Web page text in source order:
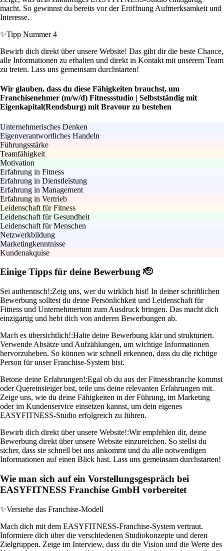
macht. So gewinnst du bereits vor der Eröffnung Aufmerksamkeit und
Interesse.
✨Tipp Nummer 4
Bewirb dich direkt über unsere Website! Das gibt dir die beste Chance,
alle Informationen zu erhalten und direkt in Kontakt mit unserem Team
zu treten. Lass uns gemeinsam durchstarten!
Wir glauben, dass du diese Fähigkeiten brauchst, um
Franchisenehmer (m/w/d) Fitnessstudio | Selbstständig mit
Eigenkapital(Rendsburg) mit Bravour zu bestehen
Unternehmerisches Denken
Eigenverantwortliches Handeln
Führungsstärke
Teamfähigkeit
Motivation
Erfahrung in Fitness
Erfahrung in Dienstleistung
Erfahrung in Management
Erfahrung in Vertrieb
Leidenschaft für Fitness
Leidenschaft für Gesundheit
Leidenschaft für Menschen
Netzwerkbildung
Marketingkenntnisse
Kundenakquise
Einige Tipps für deine Bewerbung 🫡
Sei authentisch!:Zeig uns, wer du wirklich bist! In deiner schriftlichen
Bewerbung solltest du deine Persönlichkeit und Leidenschaft für
Fitness und Unternehmertum zum Ausdruck bringen. Das macht dich
einzigartig und hebt dich von anderen Bewerbungen ab.
Mach es übersichtlich!:Halte deine Bewerbung klar und strukturiert.
Verwende Absätze und Aufzählungen, um wichtige Informationen
hervorzuheben. So können wir schnell erkennen, dass du die richtige
Person für unser Franchise-System bist.
Betone deine Erfahrungen!:Egal ob du aus der Fitnessbranche kommst
oder Quereinsteiger bist, teile uns deine relevanten Erfahrungen mit.
Zeige uns, wie du deine Fähigkeiten in der Führung, im Marketing
oder im Kundenservice einsetzen kannst, um dein eigenes
EASYFITNESS-Studio erfolgreich zu führen.
Bewirb dich direkt über unsere Website!:Wir empfehlen dir, deine
Bewerbung direkt über unsere Website einzureichen. So stellst du
sicher, dass sie schnell bei uns ankommt und du alle notwendigen
Informationen auf einen Blick hast. Lass uns gemeinsam durchstarten!
Wie man sich auf ein Vorstellungsgespräch bei
EASYFITNESS Franchise GmbH vorbereitet
✨Verstehe das Franchise-Modell
Mach dich mit dem EASYFITNESS-Franchise-System vertraut.
Informiere dich über die verschiedenen Studiokonzepte und deren
Zielgruppen. Zeige im Interview, dass du die Vision und die Werte des